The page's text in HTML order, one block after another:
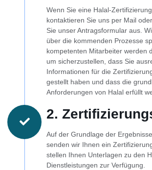
Wenn Sie eine Halal-
kontaktieren Sie uns per Mail
Sie unser Antragsformular aus.
über die kommenden Prozesse
kompetenten Mitarbeiter werden
um sicherzustellen, dass Sie
Informationen für die
gestellt haben und dass die
Anforderungen von Halal erfüllt
2.
Auf der Grundlage der
senden wir Ihnen ein
stellen Ihnen Unterlagen zu den
Dienstleistungen zur Verfügung.